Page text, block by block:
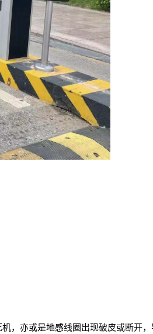
，亦或是地感线圈出现破皮或断开